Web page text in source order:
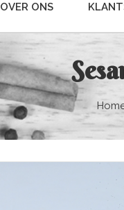
OVER ONS